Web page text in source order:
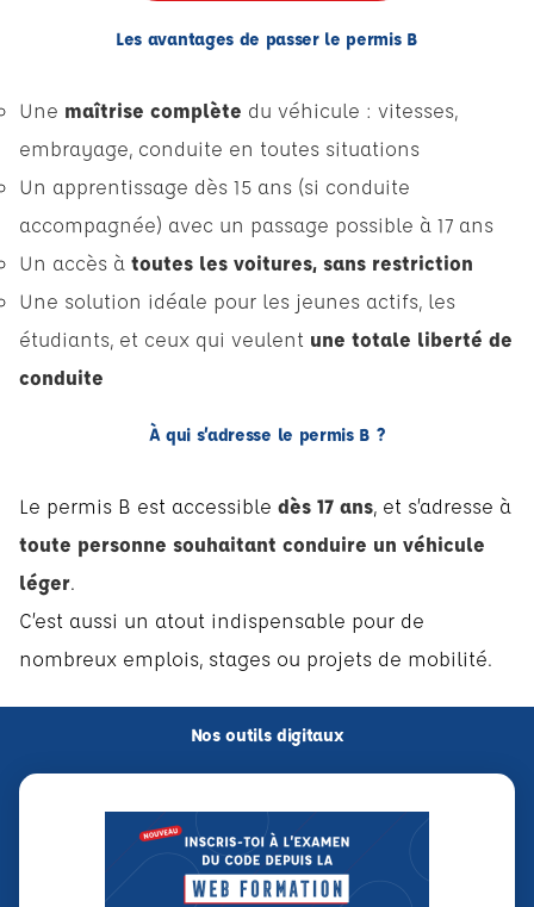
Les avantages de passer le permis B
Une maîtrise complète du véhicule : vitesses,
embrayage, conduite en toutes situations
Un apprentissage dès 15 ans (si conduite
accompagnée) avec un passage possible à 17 ans
Un accès à toutes les voitures, sans restriction
Une solution idéale pour les jeunes actifs, les
étudiants, et ceux qui veulent une totale liberté de
conduite
À qui s’adresse le permis B ?
Le permis B est accessible dès 17 ans, et s’adresse à
toute personne souhaitant conduire un véhicule
léger.
C’est aussi un atout indispensable pour de
nombreux emplois, stages ou projets de mobilité.
Nos outils digitaux